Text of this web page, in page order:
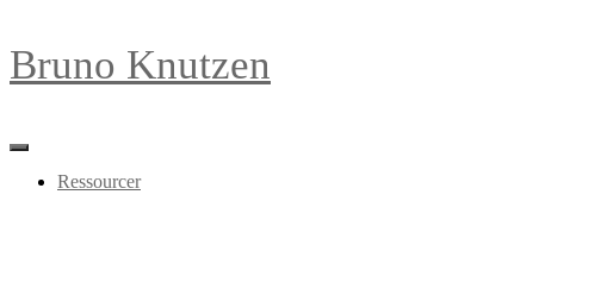
Bruno Knutzen
Skift
navigationRessourcer